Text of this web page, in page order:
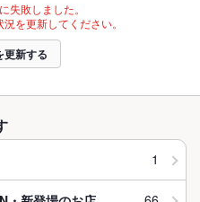
失敗しました。
を更新してください。
更新する
1